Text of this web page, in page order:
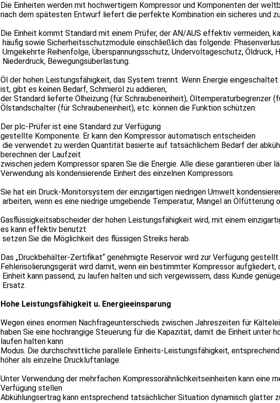
Die Einheiten werden mit hochwertigem Kompressor und Komponenten der
nach dem spätesten Entwurf liefert die perfekte Kombination ein sicheres und
Die Einheit kommt Standard mit einem Prüfer, der AN/AUS effektiv vermeiden,
häufig sowie Sicherheitsschutzmodule einschließlich das folgende:
Umgekehrte Reihenfolge, Überspannungsschutz, Undervoltageschutz, Öldruck,
Niederdruck, Bewegungsüberlastung.
Öl der hohen Leistungsfähigkeit, das System trennt. Wenn Energie eingeschaltet
ist, gibt es keinen Bedarf, Schmieröl zu addieren,
der Standard lieferte Ölheizung (für Schraubeneinheit), Öltemperaturbegrenzer
Ölstandschalter (für Schraubeneinheit), etc. können die Funktion schützen.
Der plc-Prüfer ist eine Standard zur Verfügung
gestellte Komponente. Er kann den Kompressor automatisch entscheiden
die verwendet zu werden Quantität basierte auf tatsächlichem Bedarf der
berechnen der Laufzeit
zwischen jedem Kompressor sparen Sie die Energie. Alle diese garantieren über
Verwendung als kondensierende Einheit des einzelnen Kompressors.
Sie hat ein Druck-Monitorsystem der einzigartigen niedrigen Umwelt
arbeiten, wenn es eine niedrige umgebende Temperatur, Mangel an Ölfütterung
Gasflüssigkeitsabscheider der hohen Leistungsfähigkeit wird, mit einem
es kann effektiv benutzt
setzen Sie die Möglichkeit des flüssigen Streiks herab.
Das „Druckbehälter-Zertifikat“ genehmigte Reservoir wird zur Verfügung
Fehlerisolierungsgerät wird damit, wenn ein bestimmter Kompressor aufgliedert,
Einheit kann passend, zu laufen halten und sich vergewissern, dass Kunde
Ersatz.
Hohe Leistungsfähigkeit u. Energieeinsparung
Wegen eines enormen Nachfrageunterschieds zwischen Jahreszeiten für
haben Sie eine hochrangige Steuerung für die Kapazität, damit die Einheit unter
laufen halten kann
Modus. Die durchschnittliche parallele Einheits-Leistungsfähigkeit,
höher als einzelne Druckluftanlage.
Unter Verwendung der mehrfachen Kompressorähnlichkeitseinheiten kann eine
Verfügung stellen
Abkühlungsertrag kann entsprechend tatsächlicher Situation dynamisch glatter